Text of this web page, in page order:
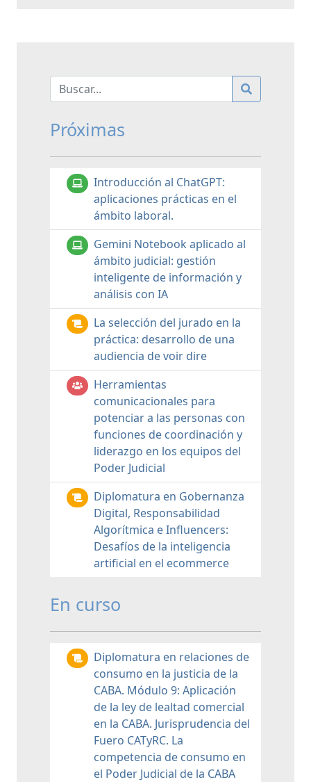
Próximas
Introducción al ChatGPT:
aplicaciones prácticas en el
ámbito laboral.
Gemini Notebook aplicado al
ámbito judicial: gestión
inteligente de información y
análisis con IA
La selección del jurado en la
práctica: desarrollo de una
audiencia de voir dire
Herramientas
comunicacionales para
potenciar a las personas con
funciones de coordinación y
liderazgo en los equipos del
Poder Judicial
Diplomatura en Gobernanza
Digital, Responsabilidad
Algorítmica e Influencers:
Desafíos de la inteligencia
artificial en el ecommerce
En curso
Diplomatura en relaciones de
consumo en la justicia de la
CABA. Módulo 9: Aplicación
de la ley de lealtad comercial
en la CABA. Jurisprudencia del
Fuero CATyRC. La
competencia de consumo en
el Poder Judicial de la CABA